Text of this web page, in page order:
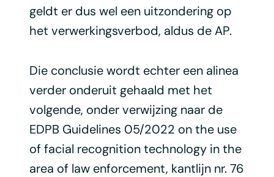
geldt er dus wel een uitzondering op
het verwerkingsverbod, aldus de AP.
Die conclusie wordt echter een alinea
verder onderuit gehaald met het
volgende, onder verwijzing naar de
EDPB Guidelines 05/2022 on the use
of facial recognition technology in the
area of law enforcement, kantlijn nr. 76